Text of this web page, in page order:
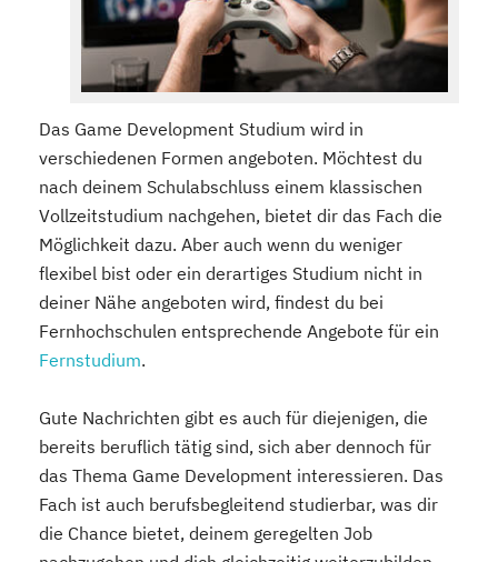
Das Game Development Studium wird in
verschiedenen Formen angeboten. Möchtest du
nach deinem Schulabschluss einem klassischen
Vollzeitstudium nachgehen, bietet dir das Fach die
Möglichkeit dazu. Aber auch wenn du weniger
flexibel bist oder ein derartiges Studium nicht in
deiner Nähe angeboten wird, findest du bei
Fernhochschulen entsprechende Angebote für ein
Fernstudium.
Gute Nachrichten gibt es auch für diejenigen, die
bereits beruflich tätig sind, sich aber dennoch für
das Thema Game Development interessieren. Das
Fach ist auch berufsbegleitend studierbar, was dir
die Chance bietet, deinem geregelten Job